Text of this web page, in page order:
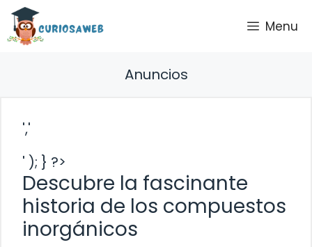
Saltar
contenido
Menu
Anuncios
','
' ); } ?>
Descubre la fascinante
historia de los compuestos
inorgánicos